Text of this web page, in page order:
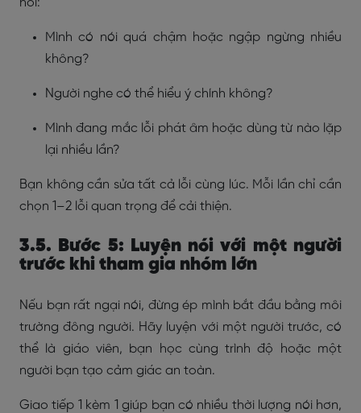
hỏi:
Mình có nói quá chậm hoặc ngập ngừng nhiều
không?
Người nghe có thể hiểu ý chính không?
Mình đang mắc lỗi phát âm hoặc dùng từ nào lặp
lại nhiều lần?
Bạn không cần sửa tất cả lỗi cùng lúc. Mỗi lần chỉ cần
chọn 1–2 lỗi quan trọng để cải thiện.
3.5. Bước 5: Luyện nói với một người
trước khi tham gia nhóm lớn
Nếu bạn rất ngại nói, đừng ép mình bắt đầu bằng môi
trường đông người. Hãy luyện với một người trước, có
thể là giáo viên, bạn học cùng trình độ hoặc một
người bạn tạo cảm giác an toàn.
Giao tiếp 1 kèm 1 giúp bạn có nhiều thời lượng nói hơn,